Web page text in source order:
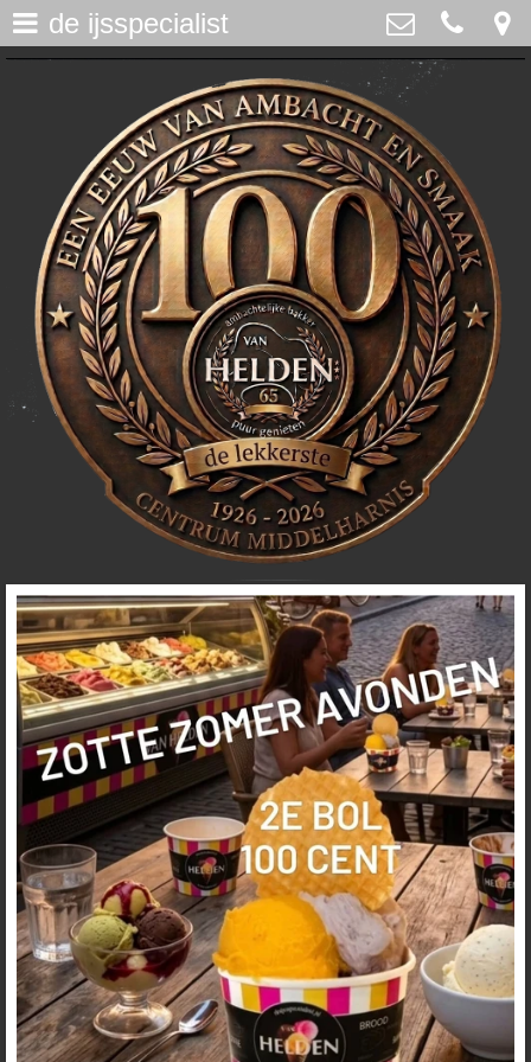
>
>
nieuws >
lunchroom >
de ijsspecialist >
flakkeecialiteiten >
skitaart >
webshop >
Bakker Van Helden
Westdijk 12, Middelharnis
0187-482065
info@bakkervanhelden.nl
de ijsspecialist